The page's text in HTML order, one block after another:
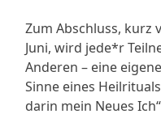
Zum Abschluss, kurz
Juni, wird jede*r
Anderen – eine eigene
Sinne eines
darin mein Neues